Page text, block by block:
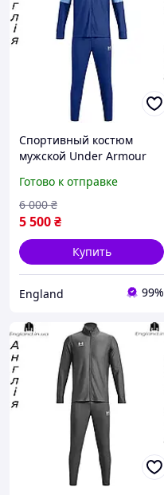
Спортивный костюм
мужской Under Armour
Tracksuit из Англии - для
тренеровок и бега
Готово к отправке
5 500₴
6 000 ₴
Купить
England 99%